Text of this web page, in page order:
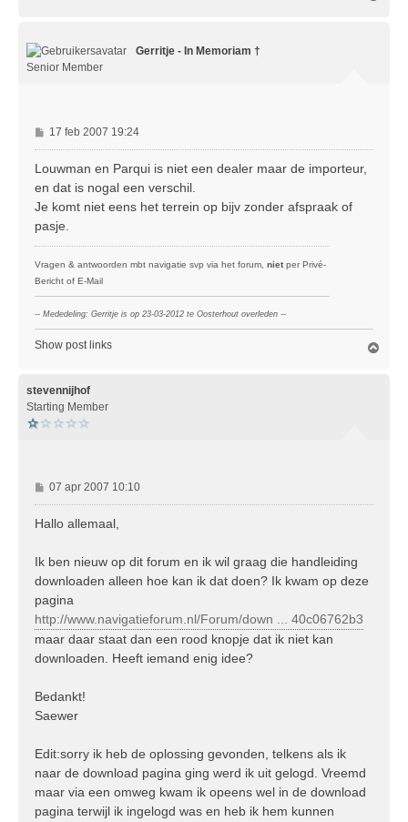
Gerritje - In Memoriam †
Senior Member
B
e
c
h
t
17 feb 2007 19:24
Louwman en Parqui is niet een dealer maar de importeur,
en dat is nogal een verschil.
Je komt niet eens het terrein op bijv zonder afspraak of
pasje.
Vragen & antwoorden mbt navigatie svp via het forum, nietper Privé-
Bericht of E-Mail
-- Mededeling: Gerritje is op 23-03-2012 te Oosterhout overleden --
Show post links
stevennijhof
Starting Member
B
e
r
h
t
07 apr 2007 10:10
Hallo allemaal,
Ik ben nieuw op dit forum en ik wil graag die handleiding
downloaden alleen hoe kan ik dat doen? Ik kwam op deze
pagina
http://www.navigatieforum.nl/Forum/down ... 40c06762b3
maar daar staat dan een rood knopje dat ik niet kan
downloaden. Heeft iemand enig idee?
Bedankt!
Saewer
Edit:sorry ik heb de oplossing gevonden, telkens als ik
naar de download pagina ging werd ik uit gelogd. Vreemd
maar via een omweg kwam ik opeens wel in de download
pagina terwijl ik ingelogd was en heb ik hem kunnen